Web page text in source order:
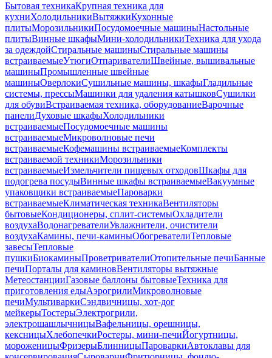
Бытовая техникаКрупная техника для
кухниХолодильникиВытяжкиКухонные
плитыМорозильникиПосудомоечные машиныНастольные
плитыВинные шкафыМини-холодильникиТехника для ухода
за одеждойСтиральные машиныСтиральные машины
встраиваемыеУтюгиОтпаривателиШвейные, вышивальные
машиныПромышленные швейные
машиныОверлокиСушильные машины, шкафыГладильные
системы, прессыМашинки для удаления катышковСушилки
для обувиВстраиваемая техника, оборудованиеВарочные
панелиДуховые шкафыХолодильники
встраиваемыеПосудомоечные машины
встраиваемыеМикроволновые печи
встраиваемыеКофемашины встраиваемыеКомплекты
встраиваемой техникиМорозильники
встраиваемыеИзмельчители пищевых отходовШкафы для
подогрева посудыВинные шкафы встраиваемыеВакуумные
упаковщики встраиваемыеПароварки
встраиваемыеКлиматическая техникаВентиляторы
бытовыеКондиционеры, сплит-системыОхладители
воздухаВодонагревателиУвлажнители, очистители
воздухаКамины, печи-каминыОбогревателиТепловые
завесыТепловые
пушкиБиокаминыПроветривателиОтопительные печиБанные
печиПорталы для каминовВентиляторы вытяжные
МетеостанцииГазовые баллоны бытовыеТехника для
приготовления едыАэрогрилиМикроволновые
печиМультиваркиСэндвичницы, хот-дог
мейкерыТостерыЭлектрогрили,
электрошашлычницыВафельницы, орешницы,
кексницыХлебопечкиРостеры, мини-печиЙогуртницы,
мороженицыФризерыБлинницыПароваркиАвтоклавы для